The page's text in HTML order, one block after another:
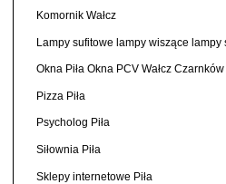
Komornik Wałcz
Lampy sufitowe lampy wiszące lampy
Okna Piła Okna PCV Wałcz
Pizza Piła
Psycholog Piła
Siłownia Piła
Sklepy internetowe Piła